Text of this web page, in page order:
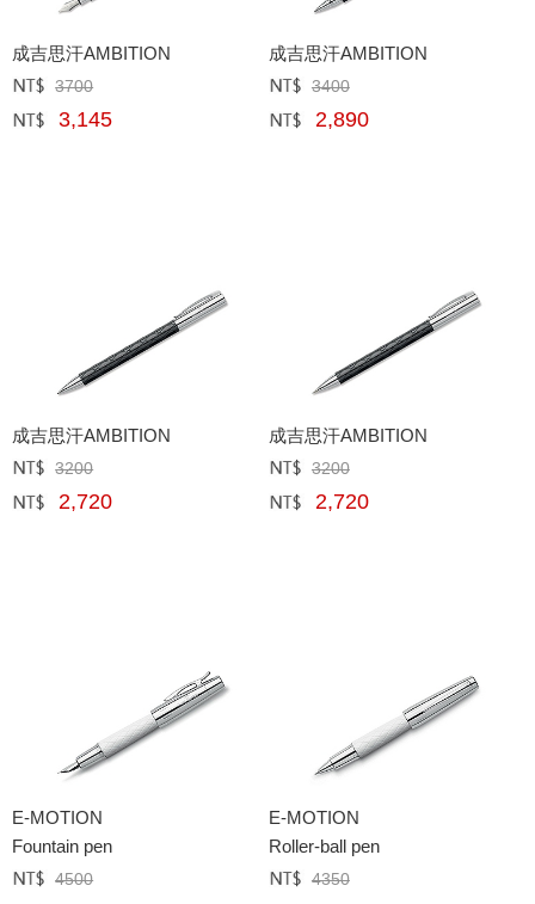
成吉思汗AMBITION
定價﹕3700
網購﹕ 3,145
成吉思汗AMBITION
定價﹕ 3400
網購﹕ 2,890
成吉思汗AMBITION
定價﹕3200
網購﹕ 2,720
成吉思汗AMBITION
定價﹕ 3200
網購﹕ 2,720
E-MOTION
Fountain pen
定價﹕4500
E-MOTION
Roller-ball pen
定價﹕ 4350